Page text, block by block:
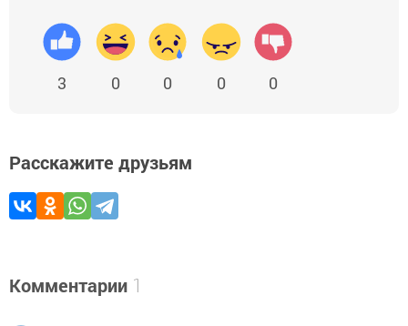
3 0 0 0 0
Расскажите друзьям
Комментарии 1